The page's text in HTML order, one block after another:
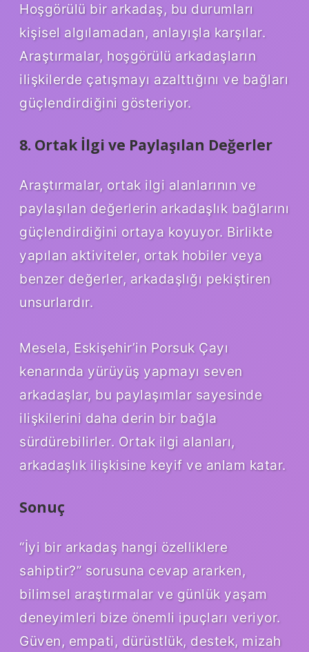
Hoşgörülü bir arkadaş, bu durumları
kişisel algılamadan, anlayışla karşılar.
Araştırmalar, hoşgörülü arkadaşların
ilişkilerde çatışmayı azalttığını ve bağları
güçlendirdiğini gösteriyor.
8. Ortak İlgi ve Paylaşılan Değerler
Araştırmalar, ortak ilgi alanlarının ve
paylaşılan değerlerin arkadaşlık bağlarını
güçlendirdiğini ortaya koyuyor. Birlikte
yapılan aktiviteler, ortak hobiler veya
benzer değerler, arkadaşlığı pekiştiren
unsurlardır.
Mesela, Eskişehir’in Porsuk Çayı
kenarında yürüyüş yapmayı seven
arkadaşlar, bu paylaşımlar sayesinde
ilişkilerini daha derin bir bağla
sürdürebilirler. Ortak ilgi alanları,
arkadaşlık ilişkisine keyif ve anlam katar.
Sonuç
“İyi bir arkadaş hangi özelliklere
sahiptir?” sorusuna cevap ararken,
bilimsel araştırmalar ve günlük yaşam
deneyimleri bize önemli ipuçları veriyor.
Güven, empati, dürüstlük, destek, mizah